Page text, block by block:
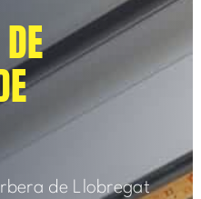
de Llobregat